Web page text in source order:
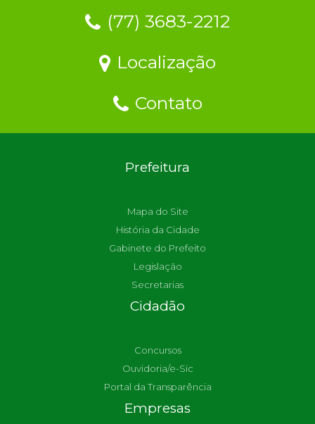
(77) 3683-2212
Localização
Contato
Prefeitura
Mapa do Site
História da Cidade
Gabinete do Prefeito
Legislação
Secretarias
Cidadão
Concursos
Ouvidoria/e-Sic
Portal da Transparência
Empresas